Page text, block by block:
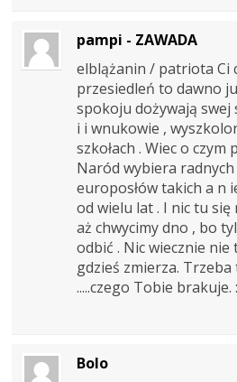
pampi - ZAWADA
elblążanin / patriota Ci
przesiedleń to dawno
spokoju dożywają swej
i i wnukowie ,
szkołach . Wiec o czym
Naród wybiera radnych
europosłów takich a n
od wielu lat . I nic tu się
aż chwycimy dno , bo
odbić . Nic wiecznie nie
gdzieś zmierza.
.....czego Tobie brakuje.
Bolo